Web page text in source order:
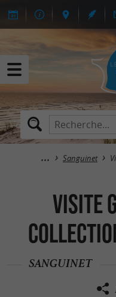
Sanguinet
Visite
SANGUINET